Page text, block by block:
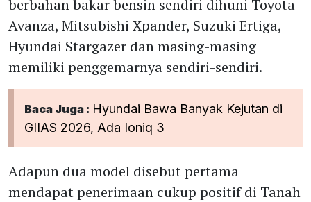
berbahan bakar bensin sendiri dihuni Toyota
Avanza, Mitsubishi Xpander, Suzuki Ertiga,
Hyundai Stargazer dan masing-masing
memiliki penggemarnya sendiri-sendiri.
Baca Juga : Hyundai Bawa Banyak Kejutan di
GIIAS 2026, Ada Ioniq 3
Adapun dua model disebut pertama
mendapat penerimaan cukup positif di Tanah